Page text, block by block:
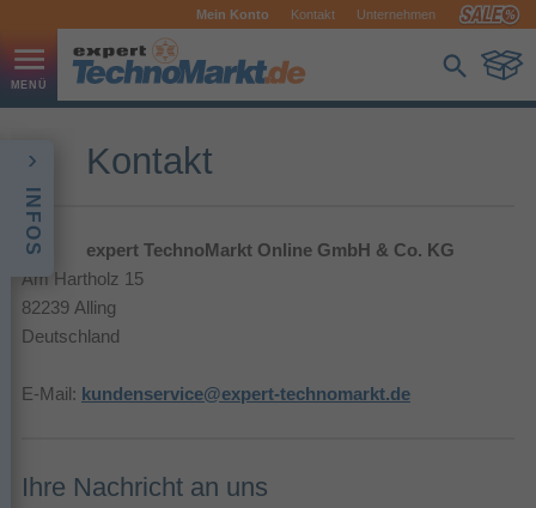
Mein Konto Kontakt Unternehmen
INFOS
Kontakt
expert TechnoMarkt Online GmbH & Co. KG
Am Hartholz 15
82239 Alling
Deutschland
E-Mail: kundenservice@expert-technomarkt.de
Ihre Nachricht an uns